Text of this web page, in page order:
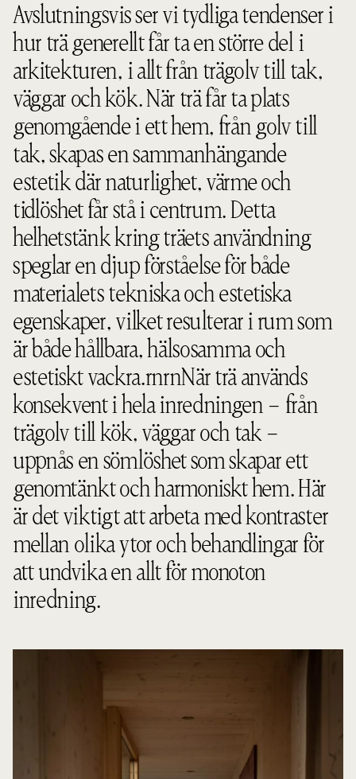
Avslutningsvis ser vi tydliga tendenser i
hur trä generellt får ta en större del i
arkitekturen, i allt från trägolv till tak,
väggar och kök. När trä får ta plats
genomgående i ett hem, från golv till
tak, skapas en sammanhängande
estetik där naturlighet, värme och
tidlöshet får stå i centrum. Detta
helhetstänk kring träets användning
speglar en djup förståelse för både
materialets tekniska och estetiska
egenskaper, vilket resulterar i rum som
är både hållbara, hälsosamma och
estetiskt vackra.rnrnNär trä används
konsekvent i hela inredningen – från
trägolv till kök, väggar och tak –
uppnås en sömlöshet som skapar ett
genomtänkt och harmoniskt hem. Här
är det viktigt att arbeta med kontraster
mellan olika ytor och behandlingar för
att undvika en allt för monoton
inredning.